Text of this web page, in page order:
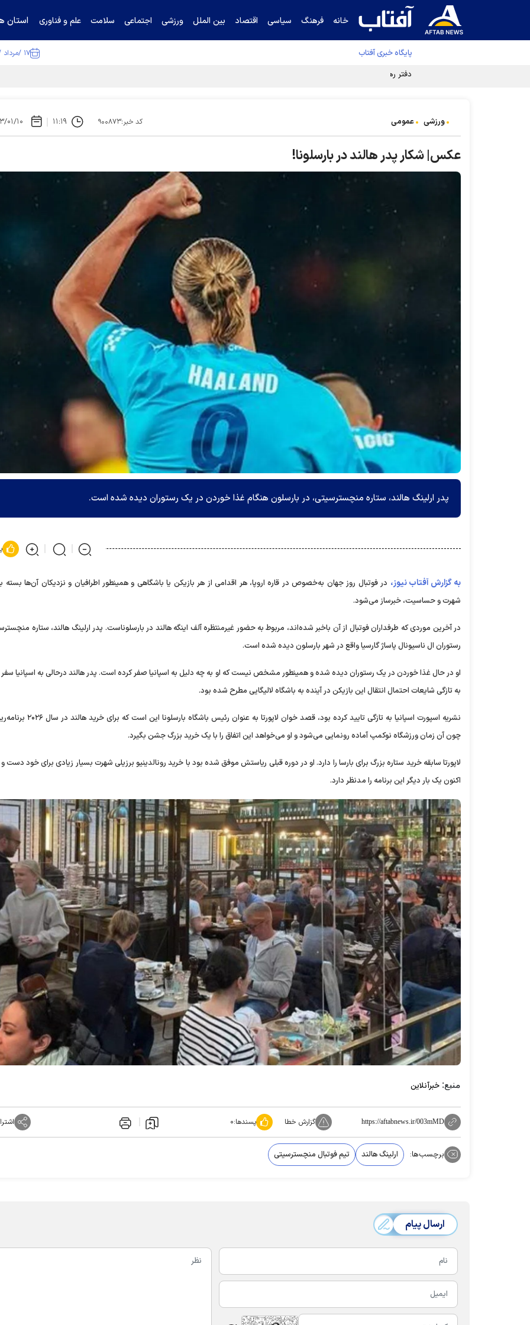
خانه فرهنگ سیاسی اقتصاد بین الملل ورزشی اجتماعی سلامت علم و فناوری استان
پایگاه خبری آفتاب ۱۷ /مرداد /۱۴۰۵
دفتر رهبر انقلاب ادعای خرازی درباره پزشکیان را تکذیب کرد
ورزشی عمومی کد خبر:۹۰۰۸۷۳ ۱۱:۱۹ ۱۴۰۳/
عکس| شکار پدر هالند در بارسلونا!
پدر ارلینگ هالند، ستاره منچسترسیتی، در بارسلون هنگام غذا خوردن در یک رستوران دیده شده است.
به گزارش آفتاب نیوز، در فوتبال روز جهان به‌خصوص در قاره اروپا، هر اقدامی از هر بازیکن یا باشگاهی و همینطور اطرافیان و نزدیکان آن‌ها بسته
شهرت و حساسیت، خبرساز می‌شود.
در آخرین موردی که طرفداران فوتبال از آن باخبر شده‌اند، مربوط به حضور غیرمنتظره آلف اینگه هالند در بارسلوناست. پدر ارلینگ هالند، ستاره
رستوران ال ناسیونال پاساژ گارسیا واقع در شهر بارسلون دیده شده است.
او در حال غذا خوردن در یک رستوران دیده شده و همینطور مشخص نیست که او به چه دلیل به اسپانیا صفر کرده است. پدر هالند درحالی به اسپانیا سفر
به تازگی شایعات احتمال انتقال این بازیکن در آینده به باشگاه لالیگایی مطرح شده بود.
نشریه اسپورت اسپانیا به تازگی تایید کرده بود، قصد خوان لاپورتا به
چون آن زمان ورزشگاه نوکمپ آماده رونمایی می‌شود و او می‌خواهد این اتفاق را با یک خرید بزرگ جشن بگیرد.
لاپورتا سابقه خرید ستاره بزرگ برای بارسا را دارد. او در دوره قبلی ریاستش موفق شده بود با خرید رونالدینیو برزیلی شهرت بسیار زیادی برای خود دست و
اکنون یک بار دیگر این برنامه را مدنظر دارد.
منبع: خبرآنلاین
https://aftabnews.ir/003mMD گزارش خطا پسندها:۰
برچسب‌ها: ارلینگ هالند تیم فوتبال منچسترسیتی
ارسال پیام